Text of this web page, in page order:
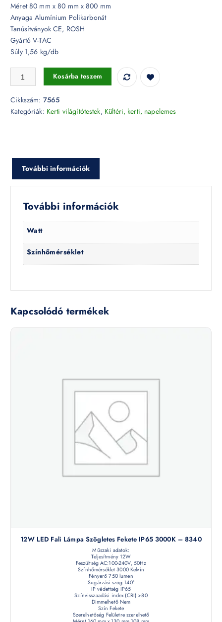
Méret 80 mm x 80 mm x 800 mm
Anyaga Alumínium Polikarbonát
Tanúsítványok CE, ROSH
Gyártó V-TAC
Súly 1,56 kg/db
GU10 foglalattal ellátott fekete kerti négyszög állólámpa IP54 - 7565
Kosárba teszem
Cikkszám: 7565
Kategóriák: Kerti világítótestek, Kültéri, kerti, napelemes
További információk
További információk
Watt
Színhőmérséklet
Kapcsolódó termékek
12W LED Fali Lámpa Szögletes Fekete IP65 3000K – 8340
Műszaki adatok:
Teljesítmény 12W
Feszültség AC:100-240V, 50Hz
Színhőmérséklet 3000 Kelvin
Fényerő 750 lumen
Sugárzási szög 140°
IP védettség IP65
Színvisszaadási index (CRI) >80
Dimmelhető Nem
Szín Fekete
Szerelhetőség Felületre szerelhető